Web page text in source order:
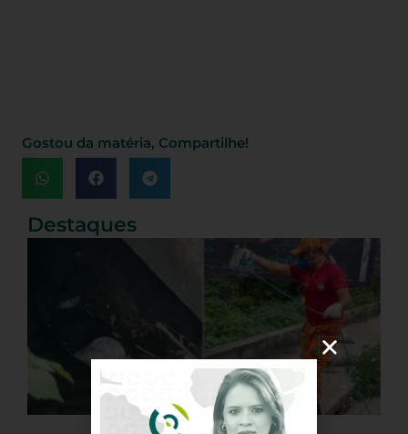
Gostou da matéria, Compartilhe!
Destaques